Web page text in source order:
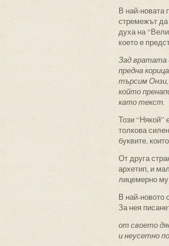
В най-новата
стремежът да
духа на
което е
Зад вратата
предна
търсим Онзи,
който
като текст.
Този “Някой”
толкова
буквите,
От друга
архетип, и
лицемерно му
В най-новото
За нея
от своето
и неусетно